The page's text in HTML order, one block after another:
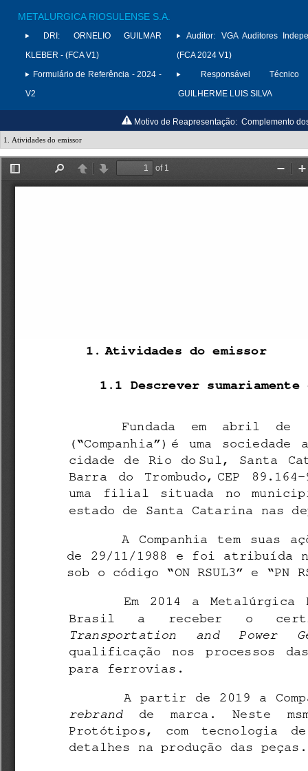
METALURGICA RIOSULENSE S.A.
DRI:
ORNELIO GUILMAR
KLEBER - (FCA V1)
Formulário de Referência - 2024 -
V2
Auditor:
VGA Auditores
(FCA 2024 V1)
Responsável
GUILHERME LUIS SILVA
Motivo de Reapresentação: Complemento